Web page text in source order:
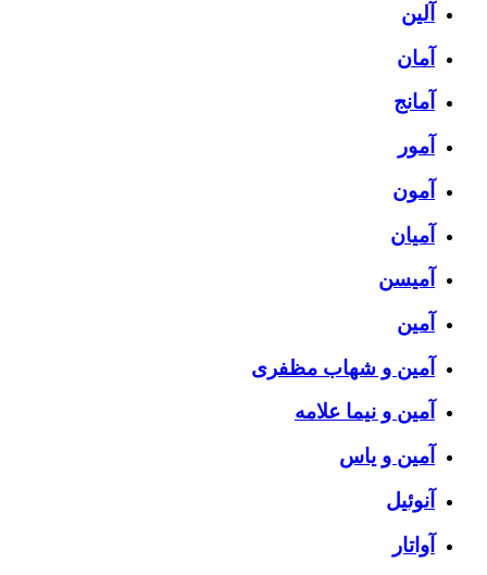
آلین
آمان
آمانج
آمور
آمون
آمیان
آمیسن
آمین
آمین و شهاب مظفری
آمین و نیما علامه
آمین و یاس
آنوئیل
آواتار